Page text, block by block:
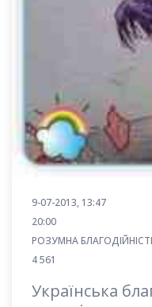
9-07-2013, 13:47
20:00
РОЗУМНА
4 561
Українська